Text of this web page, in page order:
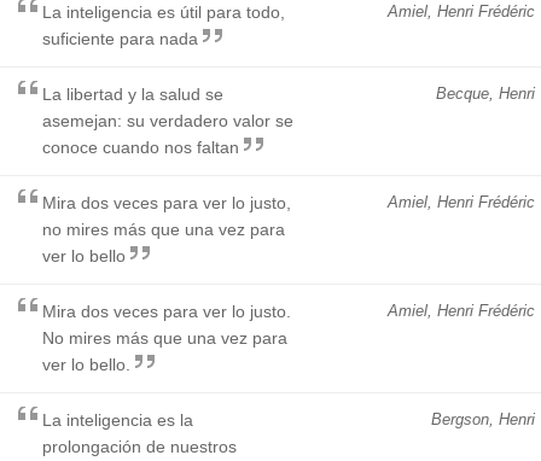
Amiel, Henri Frédéric
La inteligencia es útil para todo,
suficiente para nada
Becque, Henri
La libertad y la salud se
asemejan: su verdadero valor se
conoce cuando nos faltan
Amiel, Henri Frédéric
Mira dos veces para ver lo justo,
no mires más que una vez para
ver lo bello
Amiel, Henri Frédéric
Mira dos veces para ver lo justo.
No mires más que una vez para
ver lo bello.
Bergson, Henri
La inteligencia es la
prolongación de nuestros